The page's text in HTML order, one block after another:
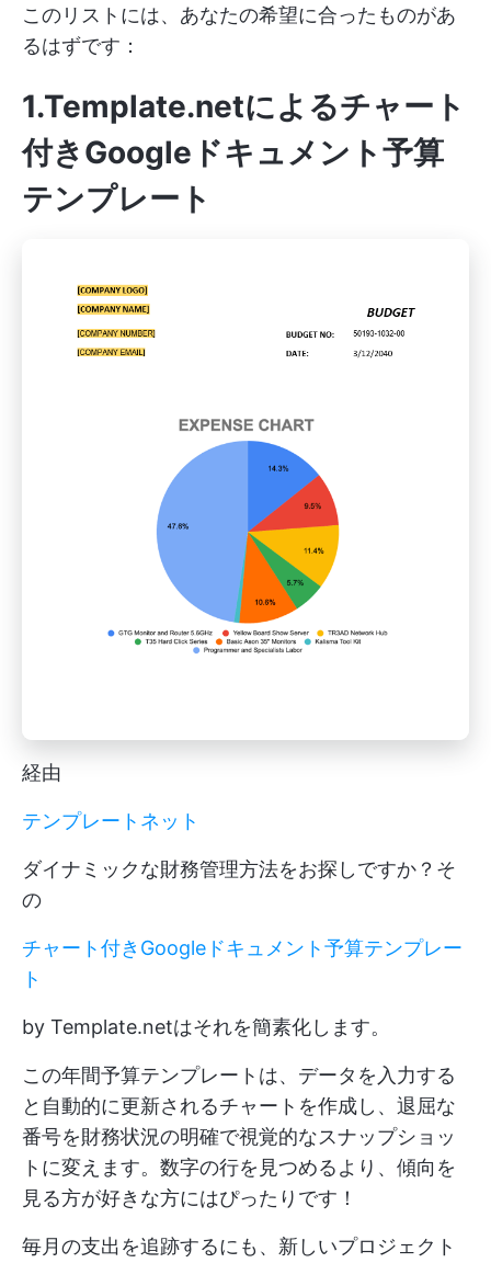
このリストには、あなたの希望に合ったものがあ
るはずです：
1.Template.netによるチャート
付きGoogleドキュメント予算
テンプレート
経由
テンプレートネット
ダイナミックな財務管理方法をお探しですか？そ
の
チャート付きGoogleドキュメント予算テンプレー
ト
by Template.netはそれを簡素化します。
この年間予算テンプレートは、データを入力する
と自動的に更新されるチャートを作成し、退屈な
番号を財務状況の明確で視覚的なスナップショッ
トに変えます。数字の行を見つめるより、傾向を
見る方が好きな方にはぴったりです！
毎月の支出を追跡するにも、新しいプロジェクト